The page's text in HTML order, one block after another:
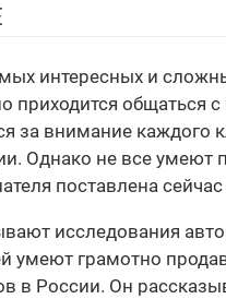
интересных и
приходится общаться
за внимание каждого
Однако не все умеют
поставлена
исследования
умеют грамотно
в России. Он